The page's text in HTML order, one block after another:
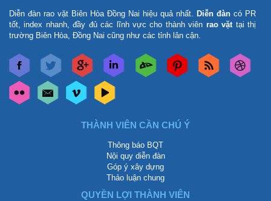
Diễn đàn rao vặt Biên Hòa Đồng Nai hiệu quả nhất. Diễn đàn có PR
tốt, index nhanh, đầy đủ các lĩnh vực cho thành viên rao vặttại thị
trường Biên Hòa, Đồng Nai cũng như các tỉnh lân cận.
THÀNH VIÊN CẦN CHÚ Ý
Thông báo BQT
Nội quy diễn đàn
Góp ý xây dựng
Thảo luận chung
QUYỀN LỢI THÀNH VIÊN